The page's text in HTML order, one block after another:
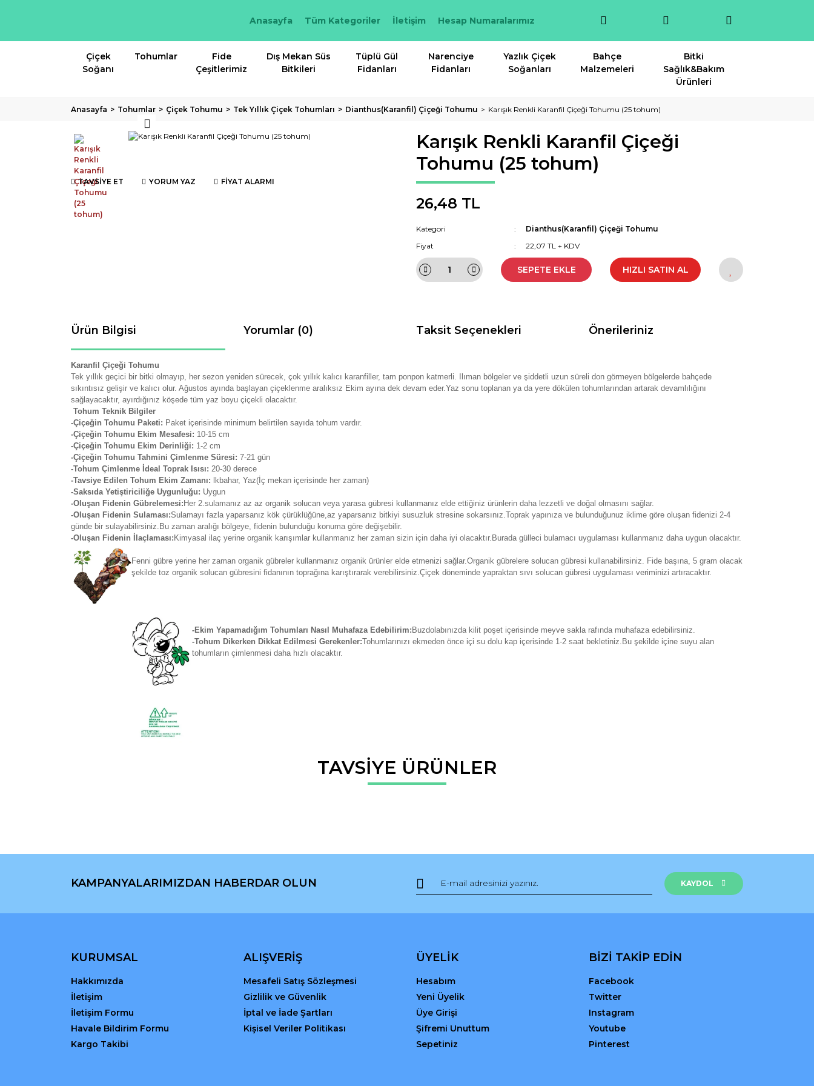
Anasayfa Tüm Kategoriler İletişim Hesap Numaralarımız
Çiçek
Soğanı
Tohumlar
Fide
Çeşitlerimiz
Dış Mekan Süs
Bitkileri
Tüplü Gül
Fidanları
Narenciye
Fidanları
Yazlık Çiçek
Soğanları
Bahçe
Malzemeleri
Bitki
Sağlık&Bakım
Ürünleri
Anasayfa Tohumlar Çiçek Tohumu Tek Yıllık Çiçek Tohumları Dianthus(Karanfil) Çiçeği Tohumu Karışık Renkli Karanfil Çiçeği Tohumu (25 tohum)
TAVSİYE ET YORUM YAZ FİYAT ALARMI
Karışık Renkli Karanfil Çiçeği
Tohumu (25 tohum)
26,48 TL
Kategori
Dianthus(Karanfil) Çiçeği Tohumu
Fiyat
22,07 TL + KDV
SEPETE EKLE HIZLI SATIN AL
Ürün Bilgisi Yorumlar (0) Taksit Seçenekleri Önerileriniz
Karanfil Çiçeği Tohumu
Tek yıllık geçici bir bitki olmayıp, her sezon yeniden sürecek, çok yıllık kalıcı karanfiller, tam ponpon katmerli. Ilıman bölgeler ve şiddetli uzun süreli don görmeyen bölgelerde bahçede
sıkıntısız gelişir ve kalıcı olur. Ağustos ayında başlayan çiçeklenme aralıksız Ekim ayına dek devam eder.Yaz sonu toplanan ya da yere dökülen tohumlarından artarak devamlılığını
sağlayacaktır, ayırdığınız köşede tüm yaz boyu çiçekli olacaktır.
Tohum Teknik Bilgiler
-Çiçeğin Tohumu Paketi: Paket içerisinde minimum belirtilen sayıda tohum vardır.
-Çiçeğin Tohumu Ekim Mesafesi: 10-15 cm
-Çiçeğin Tohumu Ekim Derinliği: 1-2 cm
-Çiçeğin Tohumu Tahmini Çimlenme Süresi: 7-21 gün
-Tohum Çimlenme İdeal Toprak Isısı: 20-30 derece
-Tavsiye Edilen Tohum Ekim Zamanı:
lkbahar, Yaz(İç mekan içerisinde her zaman)
-Saksıda Yetiştiriciliğe Uygunluğu: Uygun
-Oluşan Fidenin Gübrelemesi: Her 2.sulamanız az az organik solucan veya yarasa gübresi kullanmanız elde ettiğiniz ürünlerin daha lezzetli ve doğal olmasını sağlar.
-Oluşan Fidenin Sulaması:Sulamayı fazla yaparsanız kök çürüklüğüne,az yaparsanız bitkiyi susuzluk stresine sokarsınız.Toprak yapınıza ve bulunduğunuz iklime göre oluşan fidenizi 2-4
günde bir sulayabilirsiniz.Bu zaman aralığı bölgeye, fidenin bulunduğu konuma göre değişebilir.
-Oluşan Fidenin İlaçlaması: Kimyasal ilaç yerine organik karışımlar kullanmanız her zaman sizin için daha iyi olacaktır.Burada gülleci bulamacı uygulaması kullanmanız daha uygun olacaktır.
Fenni gübre yerine her zaman organik gübreler kullanmanız organik ürünler elde etmenizi sağlar.Organik gübrelere solucan gübresi kullanabilirsiniz. Fide başına, 5 gram olacak
şekilde toz organik solucan gübresini fidanının toprağına karıştırarak verebilirsiniz.Çiçek döneminde yapraktan sıvı solucan gübresi uygulaması veriminizi artıracaktır.
-Ekim Yapamadığım Tohumları Nasıl Muhafaza Edebilirim: Buzdolabınızda kilit poşet içerisinde meyve sakla rafında muhafaza edebilirsiniz.
-Tohum Dikerken Dikkat Edilmesi Gerekenler:Tohumlarınızı ekmeden önce içi su dolu kap içerisinde 1-2 saat bekletiniz.Bu şekilde içine suyu alan
tohumların çimlenmesi daha hızlı olacaktır.
Bu ürüne ilk yorumu siz yapın!
Bu ürünün fiyat bilgisi, resim, ürün açıklamalarında ve diğer konularda yetersiz gördüğünüz noktaları öneri formunu kullanarak tarafımıza iletebilirsiniz.
TAVSİYE ÜRÜNLER
KAMPANYALARIMIZDAN HABERDAR OLUN KAYDOL
KURUMSAL
Hakkımızda
İletişim
İletişim Formu
Havale Bildirim Formu
Kargo Takibi
ALIŞVERİŞ
Mesafeli Satış Sözleşmesi
Gizlilik ve Güvenlik
İptal ve İade Şartları
Kişisel Veriler Politikası
ÜYELİK
Hesabım
Yeni Üyelik
Üye Girişi
Şifremi Unuttum
Sepetiniz
BİZİ TAKİP EDİN
Facebook
Twitter
Instagram
Youtube
Pinterest